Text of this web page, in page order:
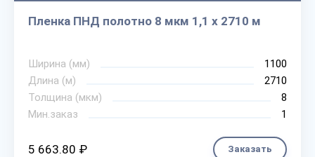
Пленка ПНД полотно 8 мкм 1,1 х 2710 м
Ширина (мм)
1100
Длина (м)
2710
Толщина (мкм)
8
Мин.заказ
1
5 663.80 ₽ Заказать